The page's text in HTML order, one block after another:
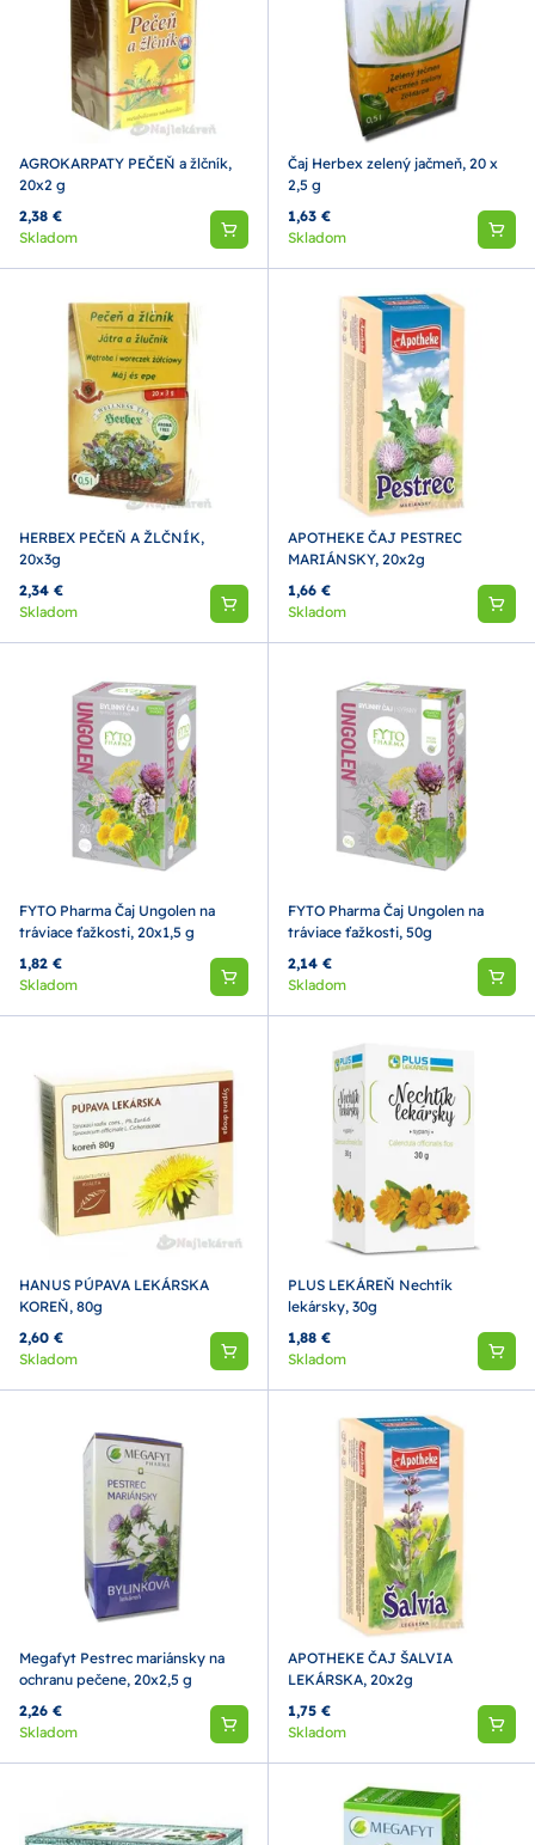
AGROKARPATY PEČEŇ a žlčník,
20x2 g
2,38 €
Skladom
Čaj Herbex zelený jačmeň, 20 x
2,5 g
1,63 €
Skladom
HERBEX PEČEŇ A ŽLČNÍK,
20x3g
2,34 €
Skladom
APOTHEKE ČAJ PESTREC
MARIÁNSKY, 20x2g
1,66 €
Skladom
FYTO Pharma Čaj Ungolen na
tráviace ťažkosti, 20x1,5 g
1,82 €
Skladom
FYTO Pharma Čaj Ungolen na
tráviace ťažkosti, 50g
2,14 €
Skladom
HANUS PÚPAVA LEKÁRSKA
KOREŇ, 80g
2,60 €
Skladom
PLUS LEKÁREŇ Nechtík
lekársky, 30g
1,88 €
Skladom
Megafyt Pestrec mariánsky na
ochranu pečene, 20x2,5 g
2,26 €
Skladom
APOTHEKE ČAJ ŠALVIA
LEKÁRSKA, 20x2g
1,75 €
Skladom